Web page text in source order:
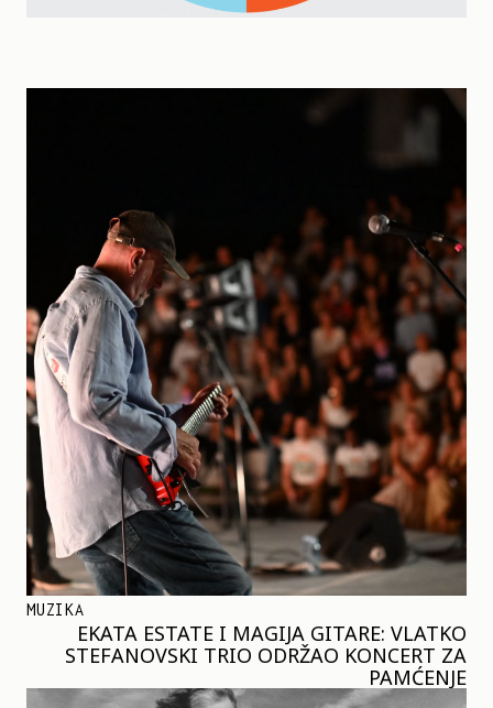
MUZIKA
EKATA ESTATE I MAGIJA GITARE: VLATKO
STEFANOVSKI TRIO ODRŽAO KONCERT ZA
PAMĆENJE